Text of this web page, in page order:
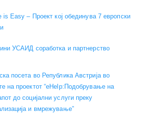
is Easy – Проект кој обединува 7 европски
УСАИД соработка и партнерство
посета во Република Австрија во
на проектот “eHelp:Подобрување на
до социјални услуги преку
и вмрежување”